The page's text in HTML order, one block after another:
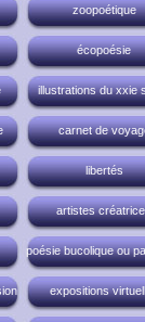
zoopoétique
écopoésie
illustrations du xxie
carnet de
libertés
artistes
poésie bucolique ou
expositions